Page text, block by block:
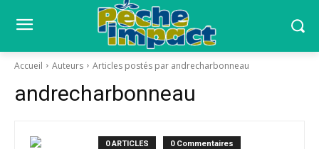
Accueil Auteurs Articles postés par andrecharbonneau
andrecharbonneau
0 ARTICLES 0 Commentaires